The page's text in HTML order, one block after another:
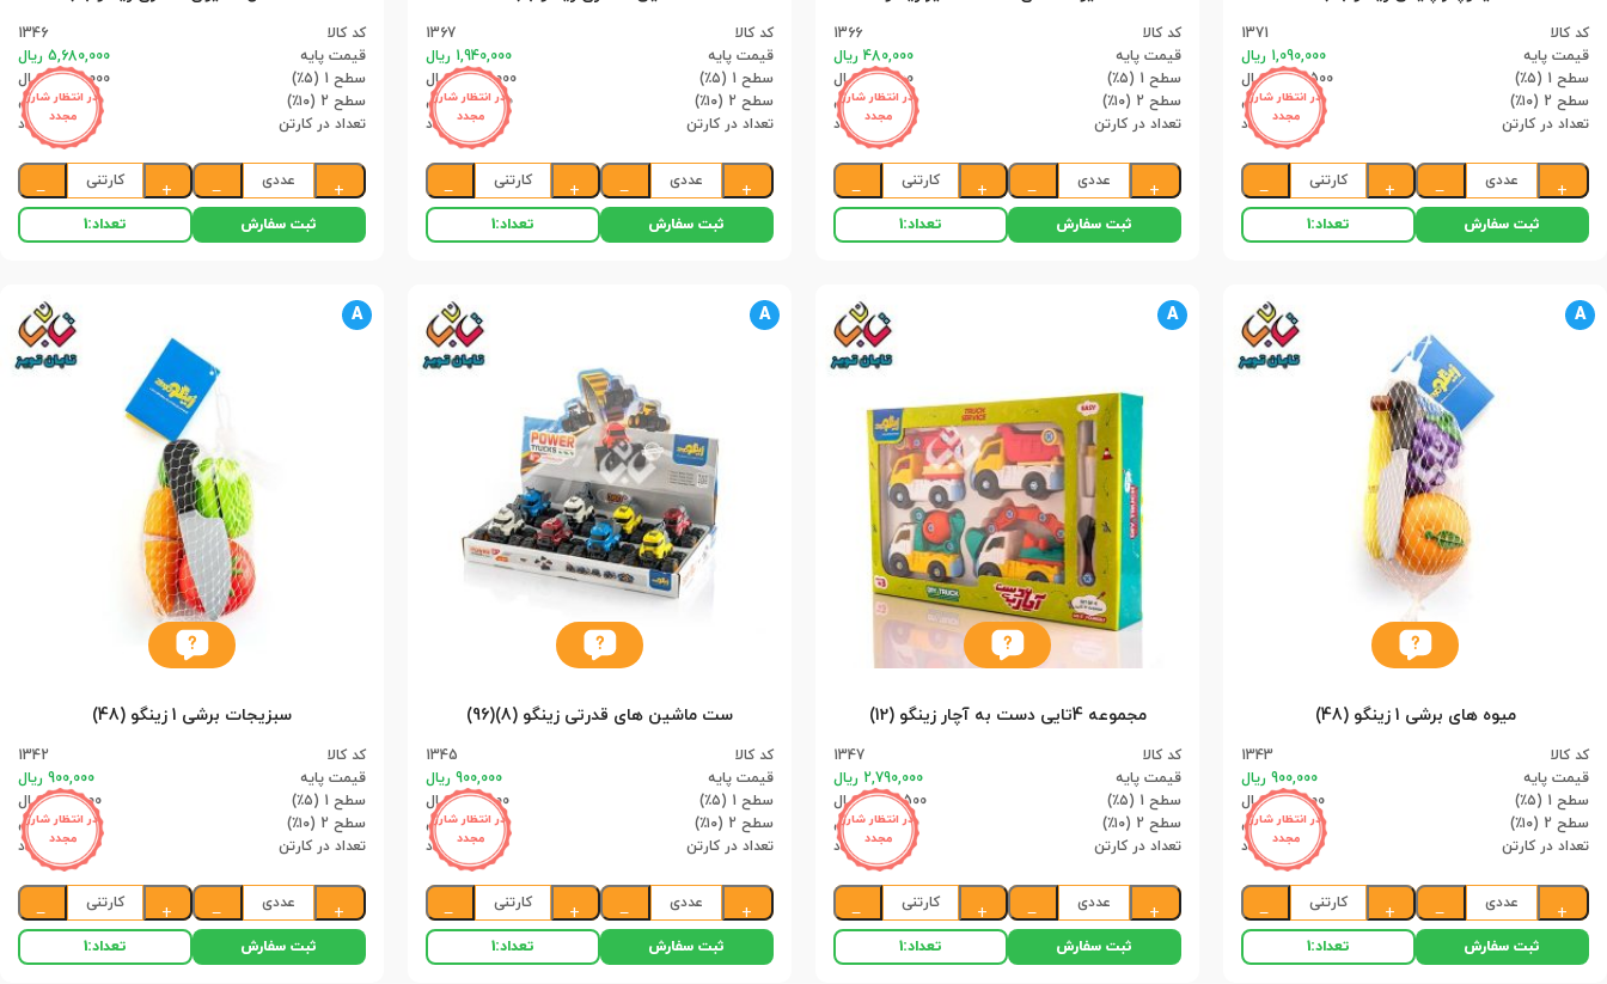
در انتظار شارژ
مجدد
کد کالا
1371
قیمت پایه
1,090,000 ریال
سطح 1 (۵٪)
1,035,500 ریال
سطح 2 (۱۰٪)
981,000 ریال
تعداد در کارتن
12 عدد
+
عددی
−
+
کارتنی
−
ثبت سفارش تعداد:1
در انتظار شارژ
مجدد
کد کالا
1366
قیمت پایه
480,000 ریال
سطح 1 (۵٪)
456,000 ریال
سطح 2 (۱۰٪)
432,000 ریال
تعداد در کارتن
96 عدد
+
عددی
−
+
کارتنی
−
ثبت سفارش تعداد:1
در انتظار شارژ
مجدد
کد کالا
1367
قیمت پایه
1,940,000 ریال
سطح 1 (۵٪)
1,843,000 ریال
سطح 2 (۱۰٪)
1,746,000 ریال
تعداد در کارتن
6 عدد
+
عددی
−
+
کارتنی
−
ثبت سفارش تعداد:1
در انتظار شارژ
مجدد
کد کالا
1346
قیمت پایه
5,680,000 ریال
سطح 1 (۵٪)
5,396,000 ریال
سطح 2 (۱۰٪)
5,112,000 ریال
تعداد در کارتن
4 عدد
+
عددی
−
+
کارتنی
−
ثبت سفارش تعداد:1
در انتظار شارژ
مجدد
A
میوه های برشی 1 زینگو (48)
کد کالا
1343
قیمت پایه
900,000 ریال
سطح 1 (۵٪)
855,000 ریال
سطح 2 (۱۰٪)
810,000 ریال
تعداد در کارتن
48 عدد
+
عددی
−
+
کارتنی
−
ثبت سفارش تعداد:1
در انتظار شارژ
مجدد
A
مجموعه 4تایی دست به آچار زینگو (12)
کد کالا
1347
قیمت پایه
2,790,000 ریال
سطح 1 (۵٪)
2,650,500 ریال
سطح 2 (۱۰٪)
2,511,000 ریال
تعداد در کارتن
12 عدد
+
عددی
−
+
کارتنی
−
ثبت سفارش تعداد:1
در انتظار شارژ
مجدد
A
ست ماشین های قدرتی زینگو (8)(96)
کد کالا
1345
قیمت پایه
900,000 ریال
سطح 1 (۵٪)
855,000 ریال
سطح 2 (۱۰٪)
810,000 ریال
تعداد در کارتن
8 عدد
+
عددی
−
+
کارتنی
−
ثبت سفارش تعداد:1
در انتظار شارژ
مجدد
A
سبزیجات برشی 1 زینگو (48)
کد کالا
1342
قیمت پایه
900,000 ریال
سطح 1 (۵٪)
855,000 ریال
سطح 2 (۱۰٪)
810,000 ریال
تعداد در کارتن
48 عدد
+
عددی
−
+
کارتنی
−
ثبت سفارش تعداد:1